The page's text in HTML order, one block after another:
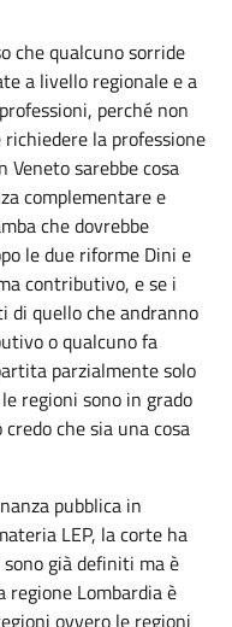
che qualcuno sorride
a livello regionale e a
perché non
la professione
sarebbe cosa
complementare e
che dovrebbe
le due riforme Dini e
contributivo, e se i
di quello che andranno
o qualcuno fa
parzialmente solo
regioni sono in grado
che sia una cosa
pubblica in
LEP, la corte ha
già definiti ma è
Lombardia è
ovvero le regioni